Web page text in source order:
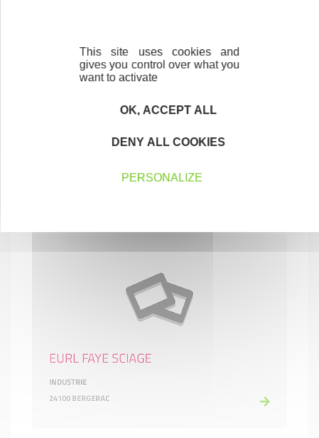
EURL DAVID FOUILLEUL
EURL FAYE SCIAGE
INDUSTRIE
24100 BERGERAC
This site uses cookies and
gives you control over what you
want to activate
OK, ACCEPT ALL
DENY ALL COOKIES
PERSONALIZE